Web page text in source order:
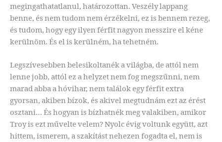
megingathatatlanul, határozottan. Veszély lappang
benne, és nem tudom nem érzékelni, ez is bennem rezeg,
és tudom, hogy egy ilyen férfit nagyon messzire el kéne
kerülnöm. És el is kerülném, ha tehetném.
Legszívesebben belesikoltanék a világba, de attól nem
lenne jobb, attól ez a helyzet nem fog megszűnni, nem
marad abba a hóvihar, nem találok egy férfit extra
gyorsan, akiben bízok, és akivel megtudnám ezt az érést
osztani… És hogyan is bízhatnék meg valakiben, amikor
Troy is ezt művelte velem? Nyolc évig voltunk együtt, azt
hittem, ismerem, a szakítást nehezen fogadta el, nem is